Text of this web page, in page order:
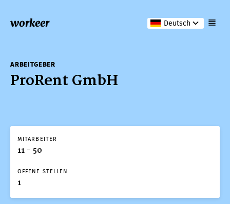
workeer Deutsch
ARBEITGEBER
ProRent GmbH
MITARBEITER
11 - 50
OFFENE STELLEN
1